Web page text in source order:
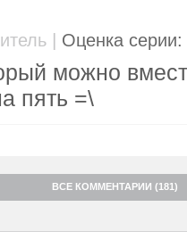
| Оценка серии:
можно
пять =\
ВСЕ КОММЕНТАРИИ (181)